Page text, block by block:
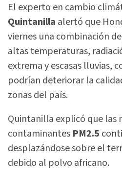
El experto en cambio
Quintanilla alertó que
viernes una combinación
altas temperaturas,
extrema y escasas lluvias,
podrían deteriorar la
zonas del país.
Quintanilla explicó que las
contaminantes PM2.5
desplazándose sobre el
debido al polvo africano.